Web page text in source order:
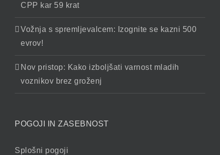
CPP kar 59 krat
Vožnja s spremljevalcem: Izognite se kazni 500
evrov!
Nov pristop: Kako izboljšati varnost mladih
voznikov brez groženj
POGOJI IN ZASEBNOST
Splošni pogoji